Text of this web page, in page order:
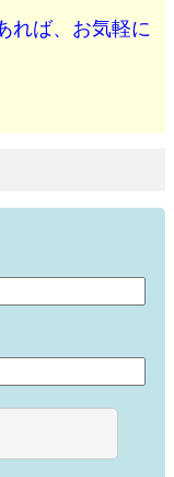
れば、お気軽に